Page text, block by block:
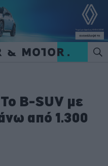
B-SUV με
από 1.300